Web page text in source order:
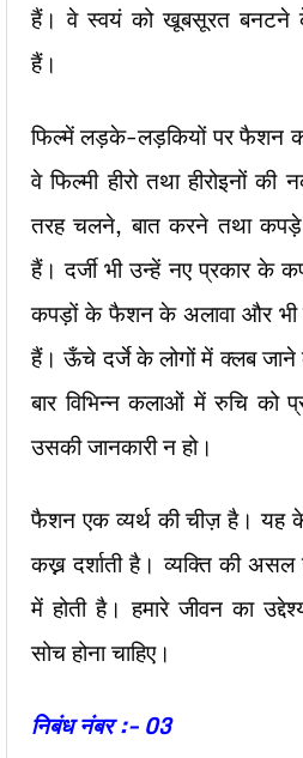
हैं। वे स्वयं को खूबसूरत बनटने के
हैं।
फिल्में लड़के-लड़कियों पर फैशन
वे फिल्मी हीरो तथा हीरोइनों
तरह चलने, बात करने तथा
हैं। दर्जी भी उन्हें नए प्रकार के
कपड़ों के फैशन के अलावा और
हैं। ऊँचे दर्जे के लोगों में क्लब जाने
बार विभिन्न कलाओं में रुचि को
उसकी जानकारी न हो।
फैशन एक व्यर्थ की चीज़ है। यह
कख्न दर्शाती है। व्यक्ति की
में होती है। हमारे जीवन का
सोच होना चाहिए।
निबंध नंबर :- 03